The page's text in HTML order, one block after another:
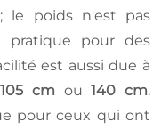
le poids n'est pas
pratique pour des
est aussi due à
105 cm ou140 cm.
pour ceux qui ont